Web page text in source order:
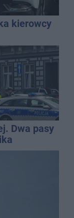
kierowcy
Dwa pasy